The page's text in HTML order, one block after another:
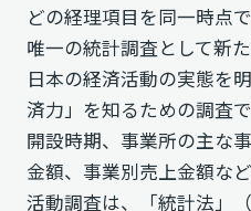
どの経理項目を同一時点
唯一の統計調査として新
日本の経済活動の実態を
済力」を知るための調査
開設時期、事業所の主な
金額、事業別売上金額など
活動調査は、「統計法」